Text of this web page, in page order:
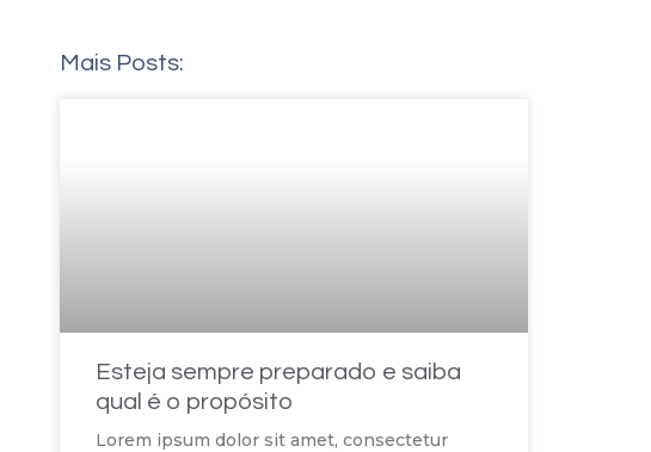
Mais Posts:
Esteja sempre preparado e saiba
qual é o propósito
Lorem ipsum dolor sit amet, consectetur